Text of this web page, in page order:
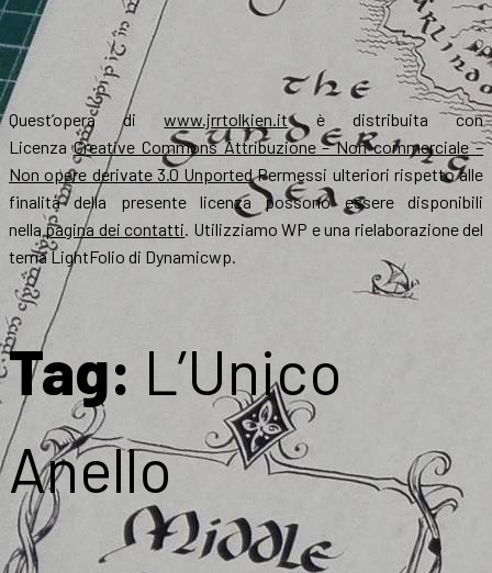
Quest’opera diwww.jrrtolkien.itè distribuita con
LicenzaCreative Commons Attribuzione – Non commerciale –
Non opere derivate 3.0 UnportedPermessi ulteriori rispetto alle
finalità della presente licenza possono essere disponibili
nellapagina dei contatti. Utilizziamo WP e una rielaborazione del
tema LightFolio di Dynamicwp.
Tag: L’Unico
Anello